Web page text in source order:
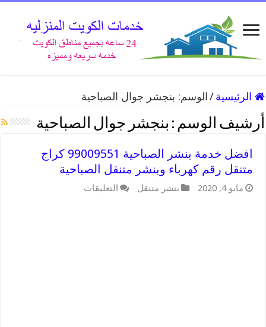
الرئيسية / الوسم: بنجشر جوال الصباحية
أرشيف الوسم : بنجشر جوال الصباحية
افضل خدمة بنشر الصباحية 99009551 كراج
متنقل رقم كهرباء وبنشر متنقل الصباحية
مايو 4, 2020 بنشر متنقل التعليقات